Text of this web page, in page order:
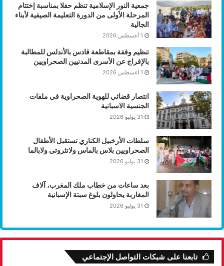
جمعية النور الإسلامية تنظم حفلا بمناسبة إختتام
المرحلة الأولى من الدورة التعليمة الصيفية لأبناء
الجالية
1 أغسطس 2026
تنظيم وقفة بمقاطعة قادس بالأندلس للمطالبة
بالإفراج عن الأسرى المدنيين الصحراويين
1 أغسطس 2026
انتصار قضائي للهوية الصحراوية في ملفات
الجنسية الاسبانية
31 يوليو 2026
سلطات الأرخبيل الكناري تستقبل الأطفال
الصحراويين بلاس بالماس ولانثروتي ولابالما
31 يوليو 2026
بعد ساعات من خطاب ملك المغرب، آلاف
المغاربة يحاولون بلوغ سبتة الإسبانية
31 يوليو 2026
تابعنا على شبكات التواصل الإجتماعي